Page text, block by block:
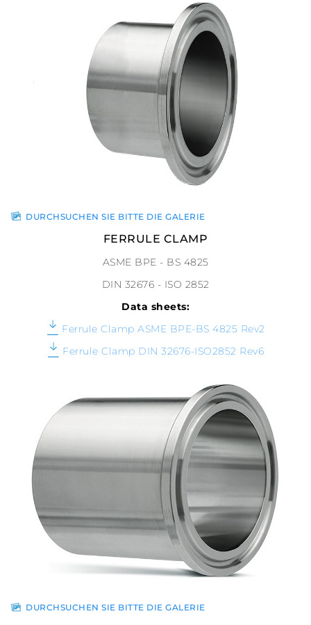
DURCHSUCHEN SIE BITTE DIE GALERIE
FERRULE CLAMP
ASME BPE - BS 4825
DIN 32676 - ISO 2852
Data sheets:
Ferrule Clamp ASME BPE-BS 4825 Rev2
Ferrule Clamp DIN 32676-ISO2852 Rev6
DURCHSUCHEN SIE BITTE DIE GALERIE